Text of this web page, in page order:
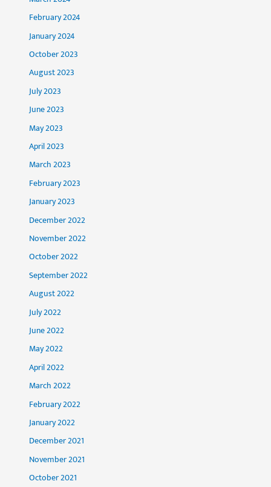
February 2024
January 2024
October 2023
August 2023
July 2023
June 2023
May 2023
April 2023
March 2023
February 2023
January 2023
December 2022
November 2022
October 2022
September 2022
August 2022
July 2022
June 2022
May 2022
April 2022
March 2022
February 2022
January 2022
December 2021
November 2021
October 2021